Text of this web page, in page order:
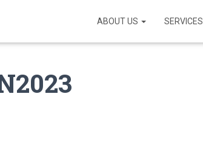
ABOUT US SERVICES